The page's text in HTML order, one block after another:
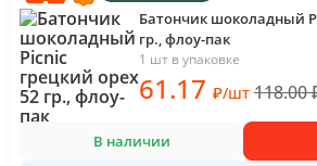
Батончик шоколадный
гр., флоу-пак
1 шт в упаковке
61.17 ₽/шт 118.00
В наличии